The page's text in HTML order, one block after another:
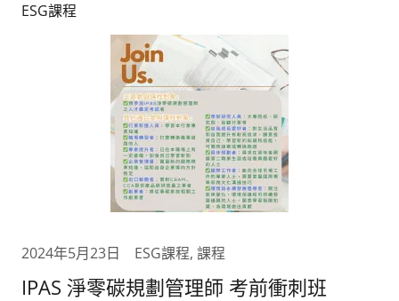
ESG課程
2024年5月23日 ESG課程, 課程
IPAS 淨零碳規劃管理師 考前衝刺班